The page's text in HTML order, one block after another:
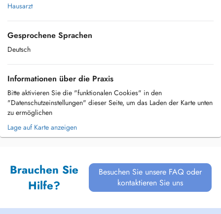
Hausarzt
Gesprochene Sprachen
Deutsch
Informationen über die Praxis
Bitte aktivieren Sie die "funktionalen Cookies" in den
"Datenschutzeinstellungen" dieser Seite, um das Laden der Karte unten
zu ermöglichen
Lage auf Karte anzeigen
Brauchen Sie
Hilfe?
Besuchen Sie unsere FAQ oder
kontaktieren Sie uns